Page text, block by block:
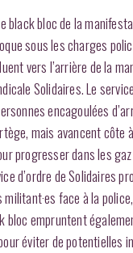
black bloc de la
sous les charges
vers l’arrière de la
Solidaires. Le
encagoulées
mais avancent côte
progresser dans les
d’ordre de Solidaires
face à la
bloc empruntent
éviter de potentielles